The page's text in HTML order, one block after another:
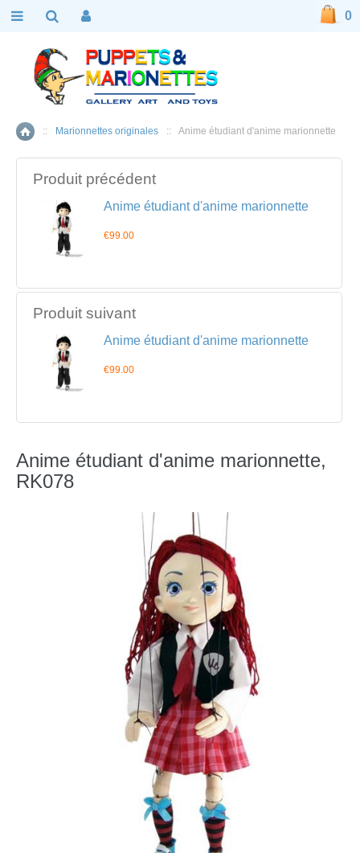
Accueil
:: Marionnettes originales :: Anime étudiant d'anime marionnette
Produit précédent
Anime étudiant d'anime marionnette
€99.00
Produit suivant
Anime étudiant d'anime marionnette
€99.00
Anime étudiant d'anime marionnette,
RK078
0